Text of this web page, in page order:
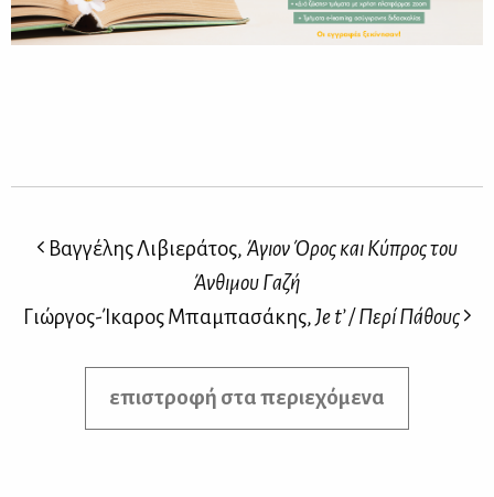
Βαγγέλης Λιβιεράτος, Άγιον Όρος και Κύπρος του
Άνθιμου Γαζή
Γιώργος-Ίκαρος Μπαμπασάκης, Je t’ / Περί Πάθους
επιστροφή στα περιεχόμενα